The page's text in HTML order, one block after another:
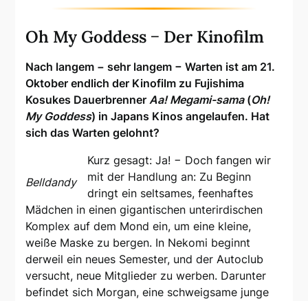
Oh My Goddess − Der Kinofilm
Nach langem − sehr langem − Warten ist am 21.
Oktober endlich der Kinofilm zu Fujishima
Kosukes DauerbrennerAa! Megami-sama(Oh!
My Goddess) in Japans Kinos angelaufen. Hat
sich das Warten gelohnt?
Belldandy
Kurz gesagt: Ja! − Doch fangen wir
mit der Handlung an: Zu Beginn
dringt ein seltsames, feenhaftes
Mädchen in einen gigantischen unterirdischen
Komplex auf dem Mond ein, um eine kleine,
weiße Maske zu bergen. In Nekomi beginnt
derweil ein neues Semester, und der Autoclub
versucht, neue Mitglieder zu werben. Darunter
befindet sich Morgan, eine schweigsame junge